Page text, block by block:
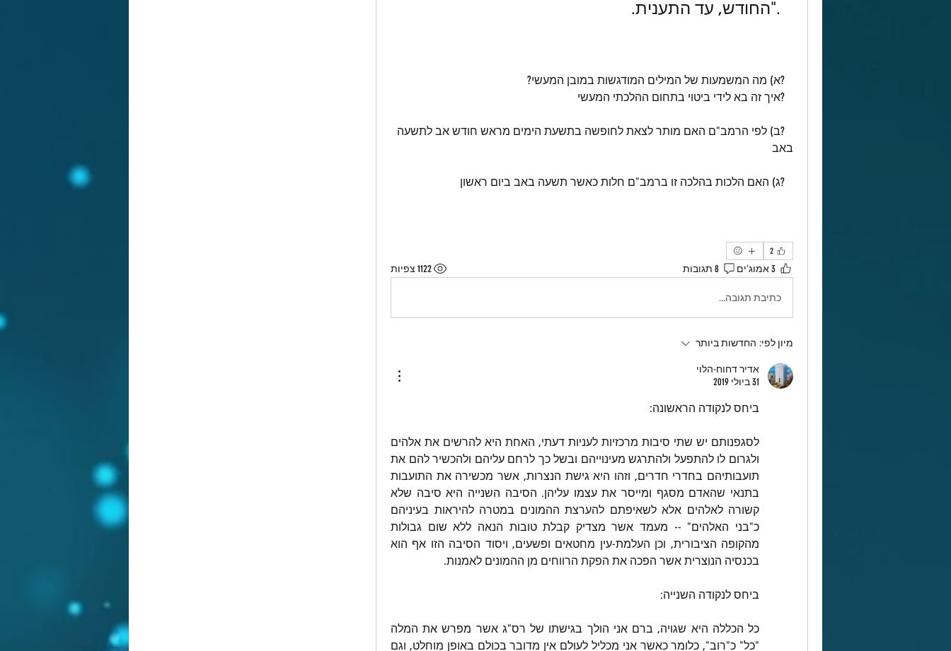
באב
2
3 אמוג'ים 8 תגובות 1122 צפיות
כתיבת תגובה...
מיון לפי: החדשות ביותר
אדיר דחוח-הלוי
31 ביולי 2019
ביחס לנקודה הראשונה:
ולגרום לו להתפעל ולהתרגש מעינוייהם ובשל כך לרחם עליהם ולהכשיר להם את
תועבותיהם בחדרי חדרים, וזהו היא גישת הנצרות, אשר מכשירה את התועבות
בתנאי שהאדם מסגף ומייסר את עצמו עליהן. הסיבה השנייה היא סיבה שלא
כ"בני האלהים" -- מעמד אשר מצדיק קבלת טובות הנאה ללא שום גבולות
מהקופה הציבורית, וכן העלמת-עין מחטאים ופשעים, ויסוד הסיבה הזו אף הוא
בכנסיה הנוצרית אשר הפכה את הפקת הרווחים מן ההמונים לאמנות.
ביחס לנקודה השנייה: